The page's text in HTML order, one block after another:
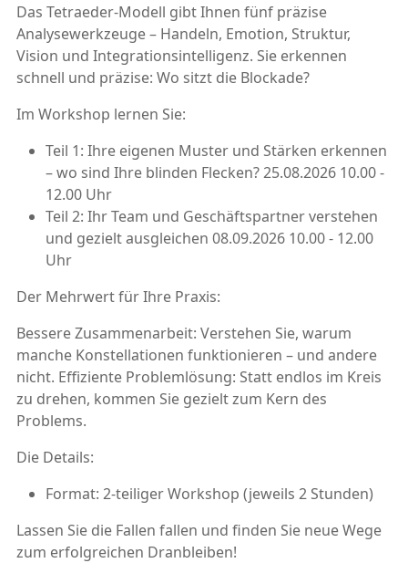
Das Tetraeder-Modell gibt Ihnen fünf präzise
Analysewerkzeuge – Handeln, Emotion, Struktur,
Vision und Integrationsintelligenz. Sie erkennen
schnell und präzise: Wo sitzt die Blockade?
Im Workshop lernen Sie:
Teil 1: Ihre eigenen Muster und Stärken erkennen
– wo sind Ihre blinden Flecken? 25.08.2026 10.00 -
12.00 Uhr
Teil 2: Ihr Team und Geschäftspartner verstehen
und gezielt ausgleichen 08.09.2026 10.00 - 12.00
Uhr
Der Mehrwert für Ihre Praxis:
Bessere Zusammenarbeit: Verstehen Sie, warum
manche Konstellationen funktionieren – und andere
nicht. Effiziente Problemlösung: Statt endlos im Kreis
zu drehen, kommen Sie gezielt zum Kern des
Problems.
Die Details:
Format: 2-teiliger Workshop (jeweils 2 Stunden)
Lassen Sie die Fallen fallen und finden Sie neue Wege
zum erfolgreichen Dranbleiben!